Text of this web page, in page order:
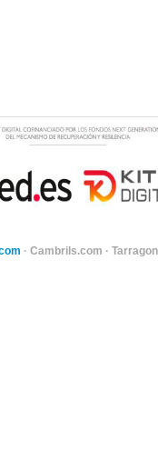
· Cambrils.com ·